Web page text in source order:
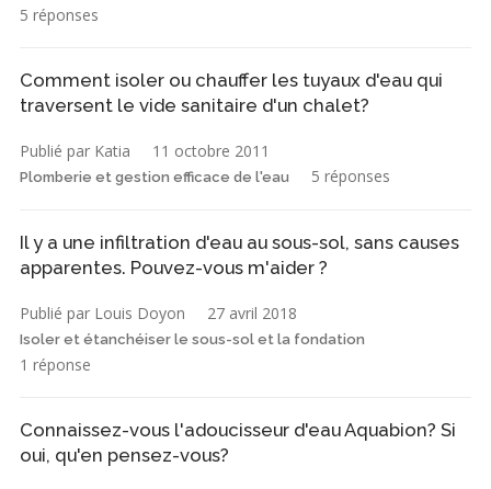
5 réponses
Comment isoler ou chauffer les tuyaux d'eau qui
traversent le vide sanitaire d'un chalet?
Publié par Katia 11 octobre 2011
Plomberie et gestion efficace de l'eau 5 réponses
Il y a une infiltration d'eau au sous-sol, sans causes
apparentes. Pouvez-vous m'aider ?
Publié par Louis Doyon 27 avril 2018
Isoler et étanchéiser le sous-sol et la fondation
1 réponse
Connaissez-vous l'adoucisseur d'eau Aquabion? Si
oui, qu'en pensez-vous?